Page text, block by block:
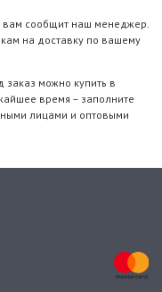
вам сообщит наш менеджер.
на доставку по вашему
заказ можно купить в
время – заполните
лицами и оптовыми